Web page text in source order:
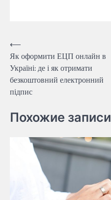
Навігація
записів
⟵
Як оформити ЕЦП онлайн в
Україні: де і як отримати
безкоштовний електронний
підпис
Похожие записи